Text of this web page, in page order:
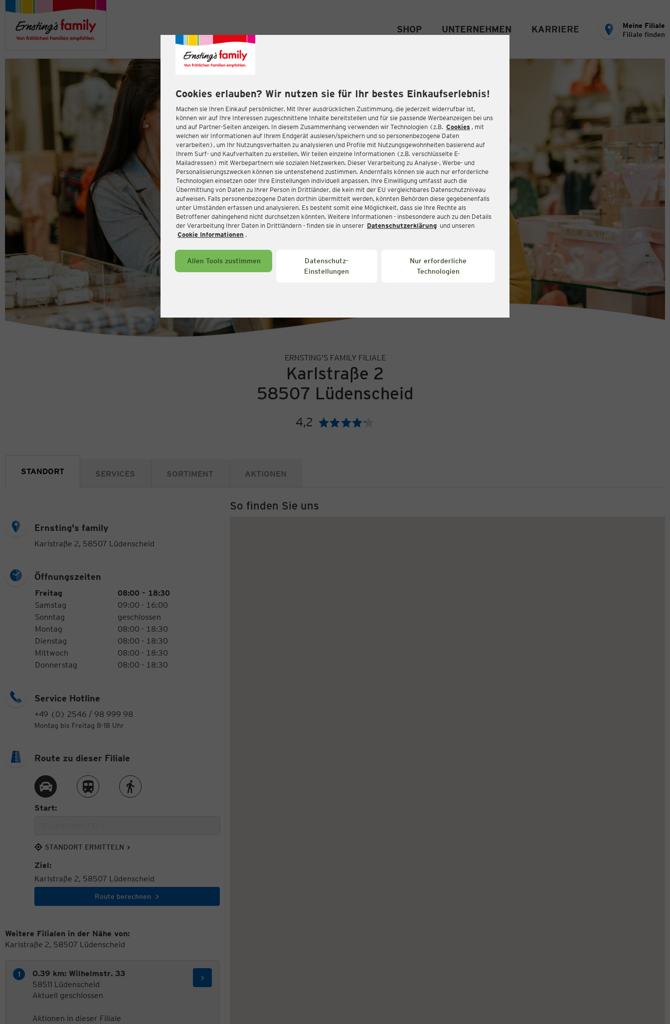
Cookies erlauben? Wir nutzen sie für Ihr bestes Einkaufserlebnis!
Machen sie Ihren Einkauf persönlicher. Mit Ihrer ausdrücklichen Zustimmung, die jederzeit widerrufbar ist,
können wir auf Ihre Interessen zugeschnittene Inhalte bereitstellen und für sie passende Werbeanzeigen bei uns
und auf Partner-Seiten anzeigen. In diesem Zusammenhang verwenden wir Technologien (z.B. Cookies , mit
welchen wir Informationen auf Ihrem Endgerät auslesen/speichern und so personenbezogene Daten
verarbeiten), um Ihr Nutzungsverhalten zu analysieren und Profile mit Nutzungsgewohnheiten basierend auf
Ihrem Surf- und Kaufverhalten zu erstellen. Wir teilen einzelne Informationen (z.B. verschlüsselte E-
Mailadressen) mit Werbepartnern wie sozialen Netzwerken. Dieser Verarbeitung zu Analyse-, Werbe- und
Personalisierungszwecken können sie untenstehend zustimmen. Andernfalls können sie auch nur erforderliche
Technologien einsetzen oder Ihre Einstellungen individuell anpassen. Ihre Einwilligung umfasst auch die
Übermittlung von Daten zu Ihrer Person in Drittländer, die kein mit der EU vergleichbares Datenschutzniveau
aufweisen. Falls personenbezogene Daten dorthin übermittelt werden, könnten Behörden diese gegebenenfalls
unter Umständen erfassen und analysieren. Es besteht somit eine Möglichkeit, dass sie Ihre Rechte als
Betroffener dahingehend nicht durchsetzen könnten. Weitere Informationen - insbesondere auch zu den Details
der Verarbeitung Ihrer Daten in Drittländern - finden sie in unserer Datenschutzerklärung und unseren
Cookie Informationen .
Allen Tools zustimmen
Datenschutz-
Einstellungen
Nur erforderliche
Technologien
SHOP UNTERNEHMEN KARRIERE
Meine Filiale
Filiale finden
ERNSTING'S FAMILY FILIALE
Karlstraße 2
58507 Lüdenscheid
4,2 Bewertung:
STANDORT SERVICES SORTIMENT AKTIONEN
Ernsting's family
Karlstraße 2, 58507 Lüdenscheid
Öffnungszeiten
Öffnungszeiten
Wochentag
Freitag
08:00 - 18:30
Samstag
09:00 - 16:00
Sonntag
geschlossen
Montag
08:00 - 18:30
Dienstag
08:00 - 18:30
Mittwoch
08:00 - 18:30
Donnerstag
08:00 - 18:30
Service Hotline
+49 (0) 2546 / 98 999 98
Montag bis Freitag 8-18 Uhr
So finden Sie uns
Route zu dieser Filiale
Route per AutoRoute per ZugRoute zu Fuß
Start:
STANDORT ERMITTELN
Ziel:
Karlstraße 2, 58507 Lüdenscheid
Route berechnen
Weitere Filialen in der Nähe von:
Karlstraße 2, 58507 Lüdenscheid
0.39 km: Wilhelmstr. 33
58511 Lüdenscheid
Aktuell geschlossen
Aktionen in dieser Filiale